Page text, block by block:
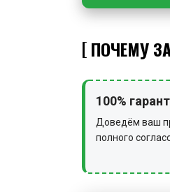
ПОЧЕМУ
100%
Доведём ваш
полного